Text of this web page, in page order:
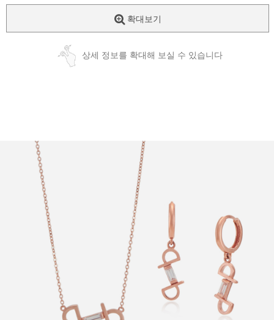
확대보기
상세 정보를 확대해 보실 수 있습니다